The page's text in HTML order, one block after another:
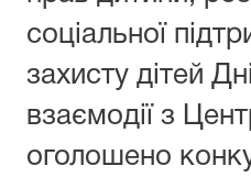
соціальної
захисту дітей
взаємодії з
оголошено